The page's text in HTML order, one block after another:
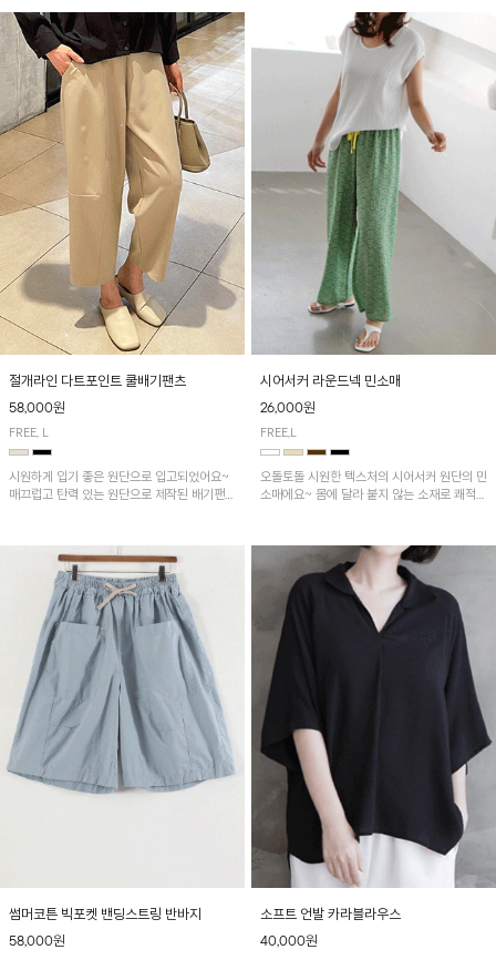
성을 더했어요~
절개라인 다트포인트 쿨배기팬츠
58,000원
FREE, L
시원하게 입기 좋은 원단으로 입고되었어요~
매끄럽고 탄력 있는 원단으로 제작된 배기팬츠
시어서커 라운드넥 민소매
26,000원
FREE,L
오돌토돌 시원한 텍스처의 시어서커 원단의 민
소매에요~ 몸에 달라 붙지 않는 소재로 쾌적하
썸머코튼 빅포켓 밴딩스트링 반바지
58,000원
소프트 언발 카라블라우스
40,000원